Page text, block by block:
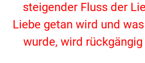
steigender Fluss der
Liebe getan wird und
wurde, wird